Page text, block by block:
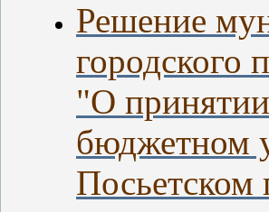
Решение
городского
"О
бюджетном
Посьетском